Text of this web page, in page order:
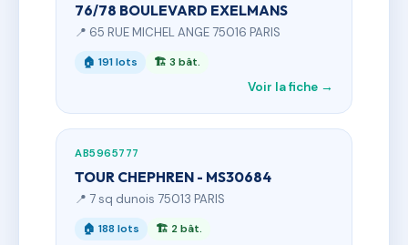
76/78 BOULEVARD EXELMANS
📍 65 RUE MICHEL ANGE 75016 PARIS
🏠 191 lots 🏗 3 bât.
Voir la fiche →
AB5965777
TOUR CHEPHREN - MS30684
📍 7 sq dunois 75013 PARIS
🏠 188 lots 🏗 2 bât.